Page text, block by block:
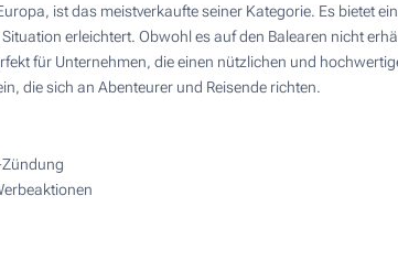
Aktualisieren
ist das meistverkaufte seiner Kategorie. Es bietet
erleichtert. Obwohl es auf den Balearen nicht
für Unternehmen, die einen nützlichen und
die sich an Abenteurer und Reisende richten.